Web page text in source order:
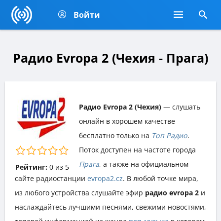
Войти
Радио Evropa 2 (Чехия - Прага)
Рейтинг: 0из 5
Радио Evropa 2 (Чехия) — слушать
онлайн в хорошем качестве
бесплатно только на Топ Радио.
Поток доступен на частоте города
Прага, а также на официальном
сайте радиостанции evropa2.cz. В любой точке мира,
из любого устройства слушайте эфир радио evropa 2 и
наслаждайтесь лучшими песнями, свежими новостями,